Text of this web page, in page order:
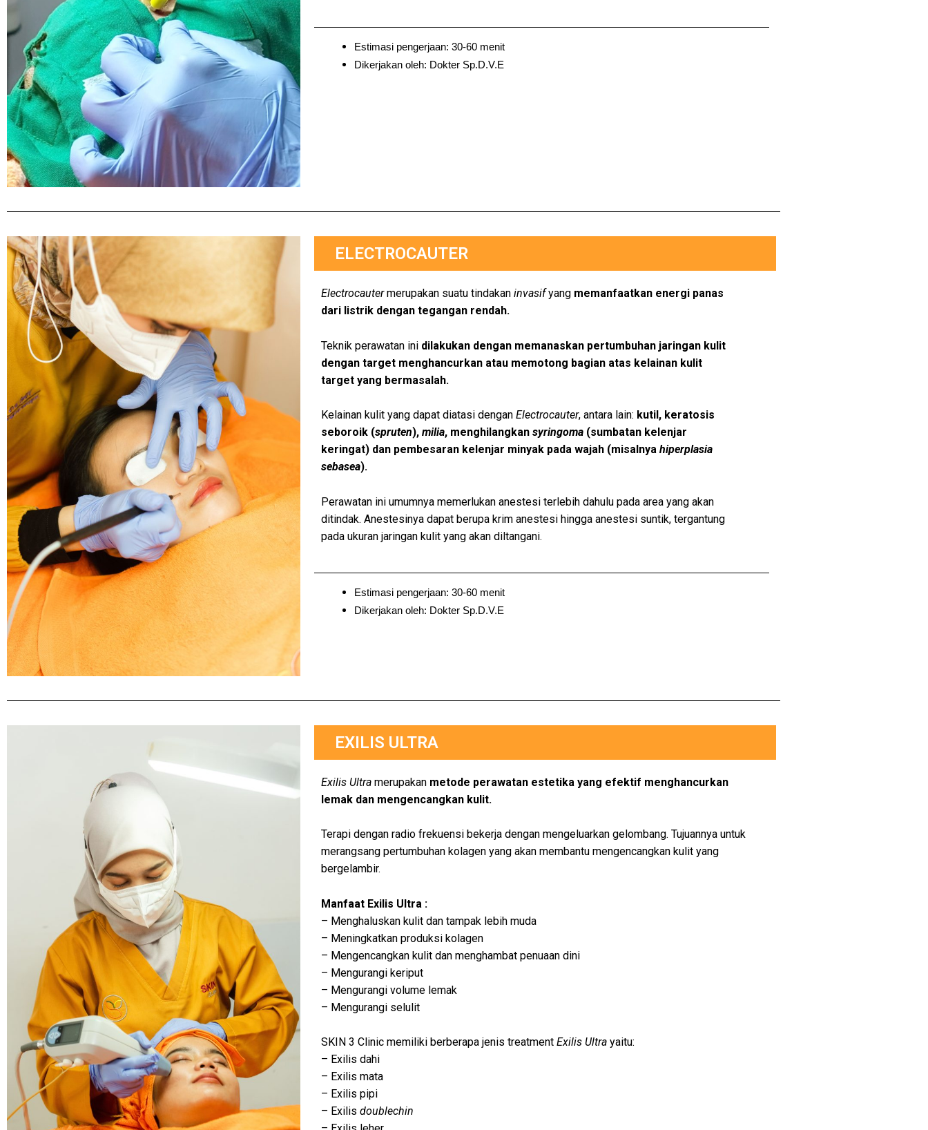
Estimasi pengerjaan: 30-60 menit
Dikerjakan oleh: Dokter Sp.D.V.E
ELECTROCAUTER
Electrocautermerupakan suatu tindakan invasifyang memanfaatkan energi panas
dari listrik dengan tegangan rendah.
Teknik perawatan ini dilakukan dengan memanaskan pertumbuhan jaringan kulit
dengan target menghancurkan atau memotong bagian atas kelainan kulit
target yang bermasalah.
Kelainan kulit yang dapat diatasi dengan Electrocauter, antara lain: kutil, keratosis
seboroik (spruten), milia, menghilangkan syringoma(sumbatan kelenjar
keringat) dan pembesaran kelenjar minyak pada wajah (misalnya hiperplasia
sebasea).
Perawatan ini umumnya memerlukan anestesi terlebih dahulu pada area yang akan
ditindak. Anestesinya dapat berupa krim anestesi hingga anestesi suntik, tergantung
pada ukuran jaringan kulit yang akan diltangani.
Estimasi pengerjaan: 30-60 menit
Dikerjakan oleh: Dokter Sp.D.V.E
EXILIS ULTRA
Exilis Ultra merupakan metode perawatan estetika yang efektif menghancurkan
lemak dan mengencangkan kulit.
Terapi dengan radio frekuensi bekerja dengan mengeluarkan gelombang. Tujuannya untuk
merangsang pertumbuhan kolagen yang akan membantu mengencangkan kulit yang
bergelambir.
Manfaat Exilis Ultra :
– Menghaluskan kulit dan tampak lebih muda
– Meningkatkan produksi kolagen
– Mengencangkan kulit dan menghambat penuaan dini
– Mengurangi keriput
– Mengurangi volume lemak
– Mengurangi selulit
SKIN 3 Clinic memiliki berberapa jenis treatment Exilis Ultrayaitu:
– Exilis dahi
– Exilis mata
– Exilis pipi
– Exilis doublechin